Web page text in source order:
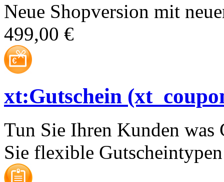
Neue Shopversion mit
499,00 €
xt:Gutschein
Tun Sie Ihren Kunden
Sie flexible